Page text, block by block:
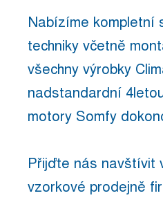
Nabízíme
techniky včetně
všechny výrobky
nadstandardní
motory Somfy
Přijďte nás navštívit
vzorkové prodejně